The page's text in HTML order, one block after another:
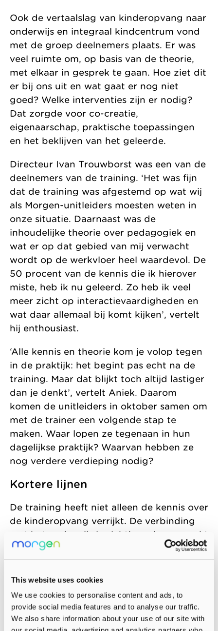
This website uses cookies
We use cookies to personalise content and ads, to
provide social media features and to analyse our traffic.
We also share information about your use of our site with
Ook de vertaalslag van kinderopvang naar
onderwijs en integraal kindcentrum vond
met de groep deelnemers plaats. Er was
veel ruimte om, op basis van de theorie,
met elkaar in gesprek te gaan. Hoe ziet dit
er bij ons uit en wat gaat er nog niet
goed? Welke interventies zijn er nodig?
Dat zorgde voor co-creatie,
eigenaarschap, praktische toepassingen
en het beklijven van het geleerde.
Directeur Ivan Trouwborst was een van de
deelnemers van de training. ‘Het was fijn
dat de training was afgestemd op wat wij
als Morgen-unitleiders moesten weten in
onze situatie. Daarnaast was de
inhoudelijke theorie over pedagogiek en
wat er op dat gebied van mij verwacht
wordt op de werkvloer heel waardevol. De
50 procent van de kennis die ik hierover
miste, heb ik nu geleerd. Zo heb ik veel
meer zicht op interactievaardigheden en
wat daar allemaal bij komt kijken’, vertelt
hij enthousiast.
‘Alle kennis en theorie kom je volop tegen
in de praktijk: het begint pas echt na de
training. Maar dat blijkt toch altijd lastiger
dan je denkt’, vertelt Aniek. Daarom
komen de unitleiders in oktober samen om
met de trainer een volgende stap te
maken. Waar lopen ze tegenaan in hun
dagelijkse praktijk? Waarvan hebben ze
nog verdere verdieping nodig?
Kortere lijnen
De training heeft niet alleen de kennis over
de kinderopvang verrijkt. De verbinding
met het onderwijs is zichtbaarder gemaakt
en er is meer focus op de
interactievaardigheden. ‘We weten nu
goed wat er van ons verwacht wordt op
we elkaar hierbij kunnen helpen’, vervolgt
Ivan.